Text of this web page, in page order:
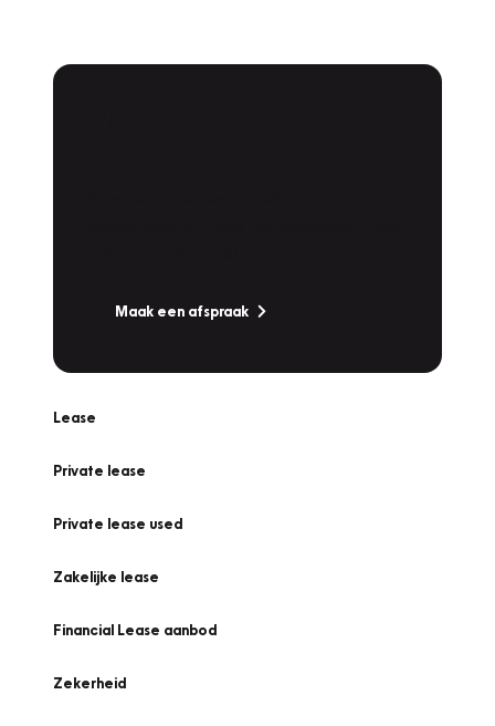
Maak een afspraak
Lease
Private lease
Private lease used
Zakelijke lease
Financial Lease aanbod
Zekerheid